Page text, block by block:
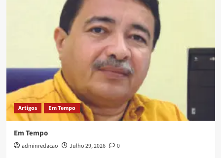
Artigos Em Tempo
Em Tempo
adminredacao Julho 29, 2026 0